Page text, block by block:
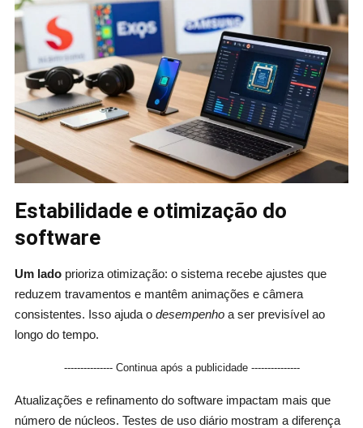
Estabilidade e otimização do
software
Um ladoprioriza otimização: o sistema recebe ajustes que
reduzem travamentos e mantêm animações e câmera
consistentes. Isso ajuda o desempenhoa ser previsível ao
longo do tempo.
--------------- Continua após a publicidade ---------------
Atualizações e refinamento do software impactam mais que
número de núcleos. Testes de uso diário mostram a diferença